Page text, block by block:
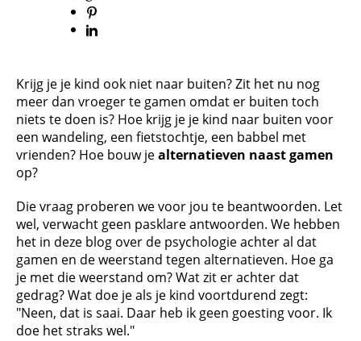
Krijg je je kind ook niet naar buiten? Zit het nu nog
meer dan vroeger te gamen omdat er buiten toch
niets te doen is? Hoe krijg je je kind naar buiten voor
een wandeling, een fietstochtje, een babbel met
vrienden? Hoe bouw jealternatieven naast gamen
op?
Die vraag proberen we voor jou te beantwoorden. Let
wel, verwacht geen pasklare antwoorden. We hebben
het in deze blog over de psychologie achter al dat
gamen en de weerstand tegen alternatieven. Hoe ga
je met die weerstand om? Wat zit er achter dat
gedrag? Wat doe je als je kind voortdurend zegt:
"Neen, dat is saai. Daar heb ik geen goesting voor. Ik
doe het straks wel."